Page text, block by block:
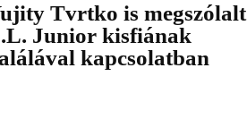
Tvrtko is megszólalt
Junior kisfiának
kapcsolatban